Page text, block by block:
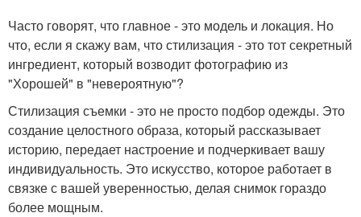
Часто говорят, что главное - это модель и локация. Но
что, если я скажу вам, что стилизация - это тот секретный
ингредиент, который возводит фотографию из
"Хорошей" в "невероятную"?
Стилизация съемки - это не просто подбор одежды. Это
создание целостного образа, который рассказывает
историю, передает настроение и подчеркивает вашу
индивидуальность. Это искусство, которое работает в
связке с вашей уверенностью, делая снимок гораздо
более мощным.